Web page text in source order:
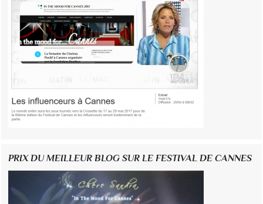
PRIX DU MEILLEUR BLOG SUR LE FESTIVAL DE CANNES